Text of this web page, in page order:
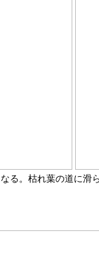
る。枯れ葉の道に滑